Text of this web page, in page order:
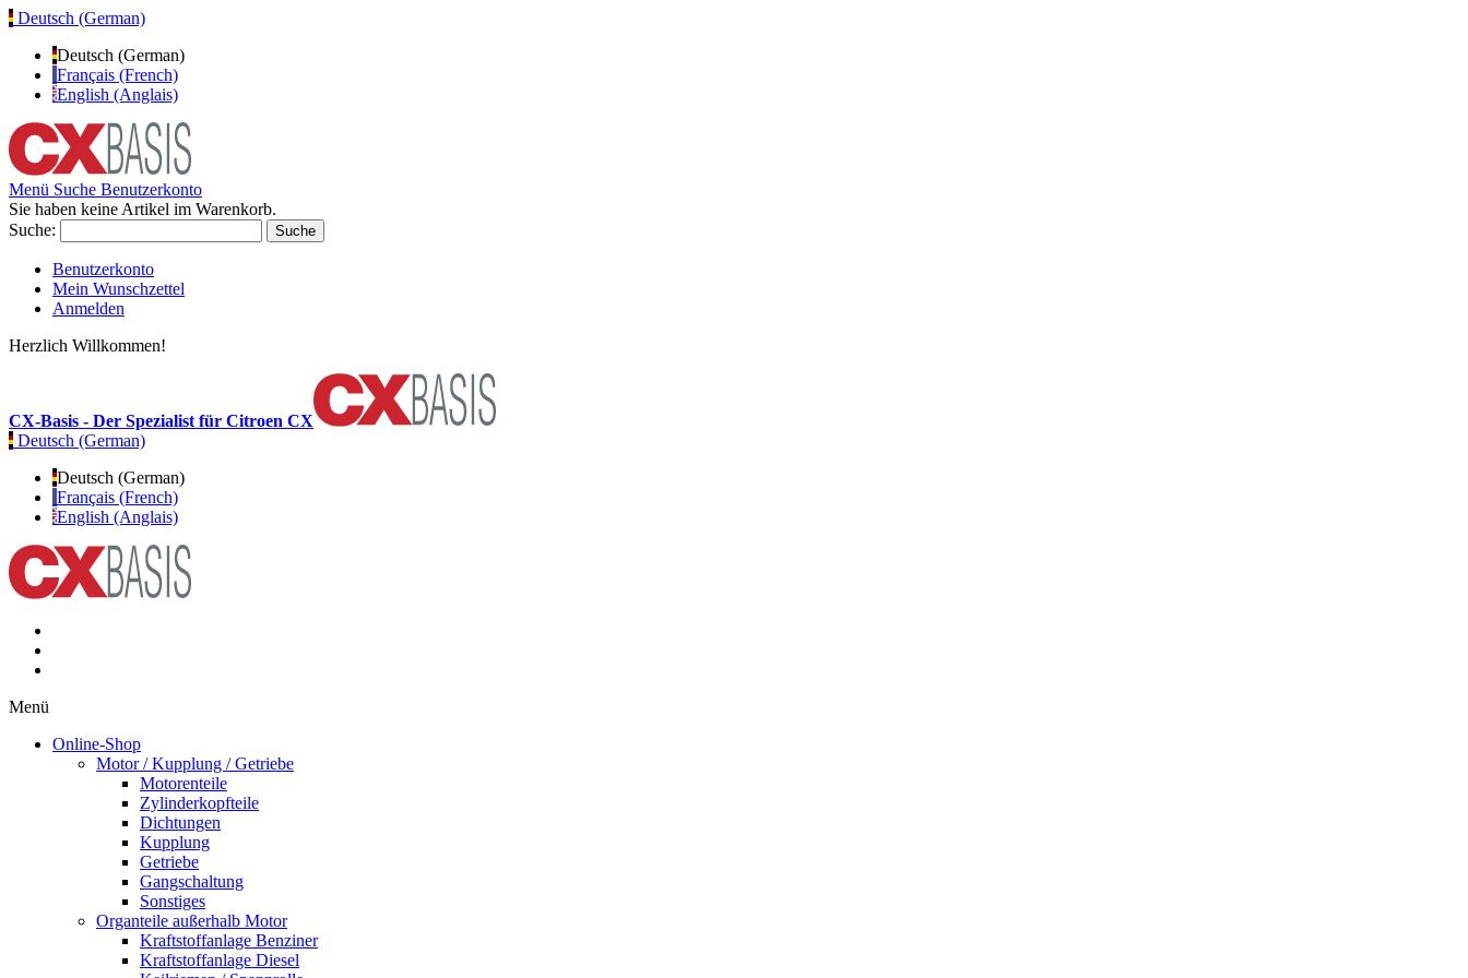
Deutsch (German)
Deutsch (German)
Français (French)
English (Anglais)
Menü Suche Benutzerkonto
Sie haben keine Artikel im Warenkorb.
Suche:
Suche
Benutzerkonto
Mein Wunschzettel
Anmelden
Herzlich Willkommen!
CX-Basis - Der Spezialist für Citroen CX
Deutsch (German)
Deutsch (German)
Français (French)
English (Anglais)
Menü
Online-Shop
Motor / Kupplung / Getriebe
Motorenteile
Zylinderkopfteile
Dichtungen
Kupplung
Getriebe
Gangschaltung
Sonstiges
Organteile außerhalb Motor
Kraftstoffanlage Benziner
Kraftstoffanlage Diesel